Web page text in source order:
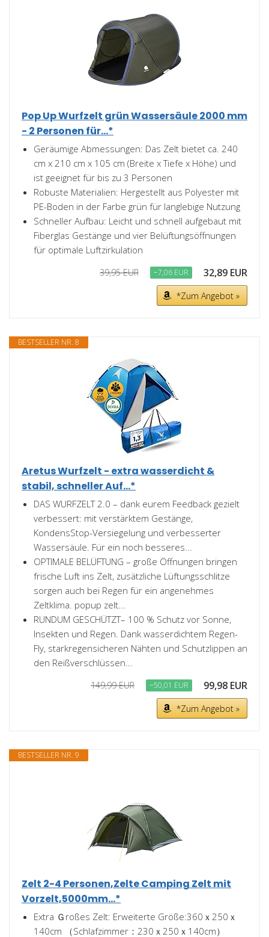
Pop Up Wurfzelt grün Wassersäule 2000 mm
- 2 Personen für...*
Geräumige Abmessungen: Das Zelt bietet ca. 240
cm x 210 cm x 105 cm (Breite x Tiefe x Höhe) und
ist geeignet für bis zu 3 Personen
Robuste Materialien: Hergestellt aus Polyester mit
PE-Boden in der Farbe grün für langlebige Nutzung
Schneller Aufbau: Leicht und schnell aufgebaut mit
Fiberglas Gestänge und vier Belüftungsöffnungen
für optimale Luftzirkulation
39,95 EUR −7,06 EUR 32,89 EUR
*Zum Angebot »
BESTSELLER NR. 8
Aretus Wurfzelt - extra wasserdicht &
stabil, schneller Auf...*
DAS WURFZELT 2.0 – dank eurem Feedback gezielt
verbessert: mit verstärktem Gestänge,
KondensStop-Versiegelung und verbesserter
Wassersäule. Für ein noch besseres...
OPTIMALE BELÜFTUNG – große Öffnungen bringen
frische Luft ins Zelt, zusätzliche Lüftungsschlitze
sorgen auch bei Regen für ein angenehmes
Zeltklima. popup zelt...
RUNDUM GESCHÜTZT– 100 % Schutz vor Sonne,
Insekten und Regen. Dank wasserdichtem Regen-
Fly, starkregensicheren Nähten und Schutzlippen an
den Reißverschlüssen...
149,99 EUR −50,01 EUR 99,98 EUR
*Zum Angebot »
BESTSELLER NR. 9
Zelt 2-4 Personen,Zelte Camping Zelt mit
Vorzelt,5000mm...*
Extra Ｇroßes Zelt: Erweiterte Größe:360ｘ250ｘ
140cm （Schlafzimmer：230ｘ250ｘ140cm）